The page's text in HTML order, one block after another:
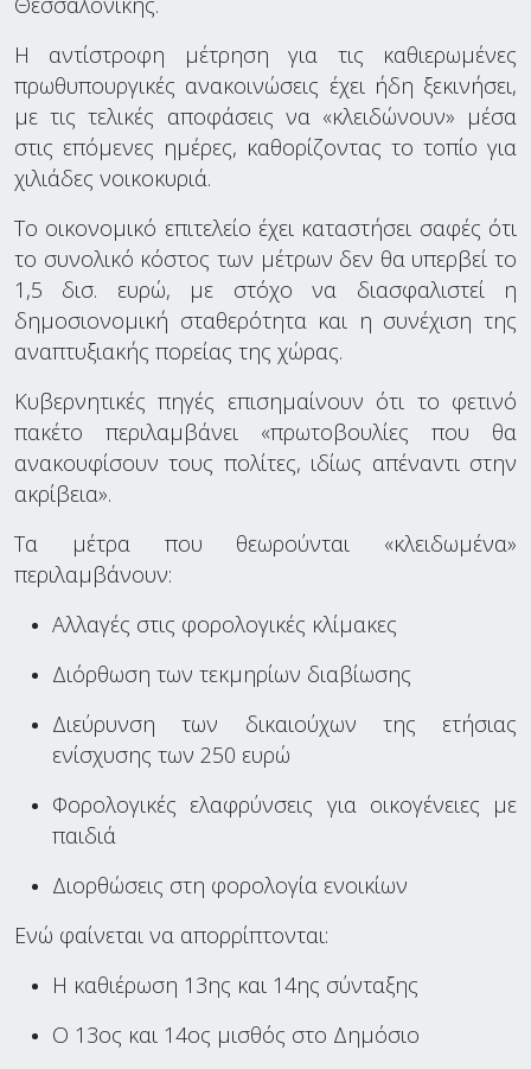
Η αντίστροφη μέτρηση για τις καθιερωμένες
πρωθυπουργικές ανακοινώσεις έχει ήδη ξεκινήσει,
με τις τελικές αποφάσεις να «κλειδώνουν» μέσα
στις επόμενες ημέρες, καθορίζοντας το τοπίο για
χιλιάδες νοικοκυριά.
Το οικονομικό επιτελείο έχει καταστήσει σαφές ότι
το συνολικό κόστος των μέτρων δεν θα υπερβεί το
1,5 δισ. ευρώ, με στόχο να διασφαλιστεί η
δημοσιονομική σταθερότητα και η συνέχιση της
αναπτυξιακής πορείας της χώρας.
Κυβερνητικές πηγές επισημαίνουν ότι το φετινό
πακέτο περιλαμβάνει «πρωτοβουλίες που θα
ανακουφίσουν τους πολίτες, ιδίως απέναντι στην
ακρίβεια».
Τα μέτρα που θεωρούνται «κλειδωμένα»
περιλαμβάνουν:
Αλλαγές στις φορολογικές κλίμακες
Διόρθωση των τεκμηρίων διαβίωσης
Διεύρυνση των δικαιούχων της ετήσιας
ενίσχυσης των 250 ευρώ
Φορολογικές ελαφρύνσεις για οικογένειες με
παιδιά
Διορθώσεις στη φορολογία ενοικίων
Ενώ φαίνεται να απορρίπτονται:
Η καθιέρωση 13ης και 14ης σύνταξης
Ο 13ος και 14ος μισθός στο Δημόσιο